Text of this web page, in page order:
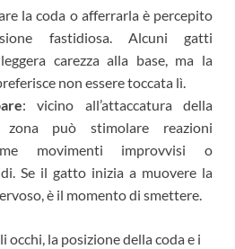
la coda o afferrarla è percepito
fastidiosa. Alcuni gatti
carezza alla base, ma la
non essere toccata lì.
: vicino all’attaccatura della
zona può stimolare reazioni
movimenti improvvisi o
Se il gatto inizia a muovere la
è il momento di smettere.
occhi, la posizione della coda e i